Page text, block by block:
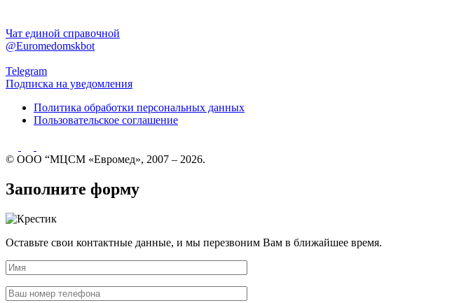
Чат единой справочной
@Euromedomskbot
Telegram
Подписка на уведомления
Политика обработки персональных данных
Пользовательское соглашение
© ООО “МЦСМ «Евромед», 2007 – 2026.
Заполните форму
Оставьте свои контактные данные, и мы перезвоним Вам в ближайшее время.